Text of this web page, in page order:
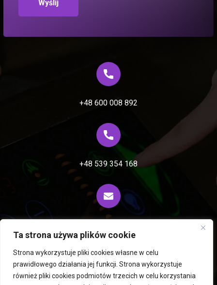
Ta strona używa plików cookie
Strona wykorzystuje pliki cookies własne w celu
prawidłowego działania jej funkcji. Strona wykorzystuje
również pliki cookies podmiotów trzecich w celu korzystania
+48 600 008 892
+48 539 354 168
Wirówki i ekstraktory Rousselet Robatel